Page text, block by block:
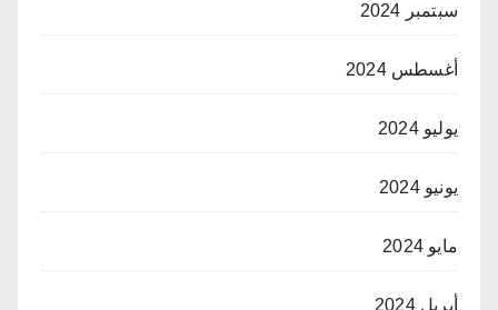
سبتمبر 2024
أغسطس 2024
يوليو 2024
يونيو 2024
مايو 2024
أبريل 2024